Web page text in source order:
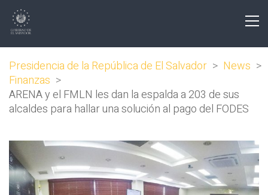
Presidencia de la República de El Salvador > News >
Finanzas >
ARENA y el FMLN les dan la espalda a 203 de sus
alcaldes para hallar una solución al pago del FODES